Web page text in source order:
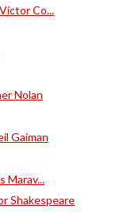
Co...
Nolan
Gaiman
Marav...
Shakespeare